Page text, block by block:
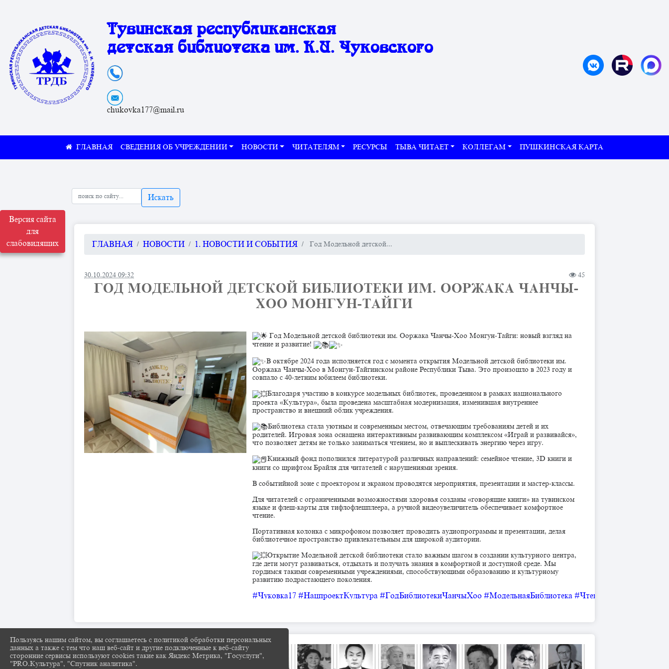
Версия сайта
для
слабовидящих
Тувинская республиканская
детская библиотека им. К.И. Чуковского
chukovka177@mail.ru
СВЕДЕНИЯ ОБ УЧРЕЖДЕНИИ НОВОСТИ ЧИТАТЕЛЯМ РЕСУРСЫ ТЫВА ЧИТАЕТ КОЛЛЕГАМ ПУШКИНСКАЯ КАРТА
Искать
ГЛАВНАЯ НОВОСТИ 1. НОВОСТИ И СОБЫТИЯ Год Модельной детской...
30.10.2024 09:32 45
ГОД МОДЕЛЬНОЙ ДЕТСКОЙ БИБЛИОТЕКИ ИМ. ООРЖАКА ЧАНЧЫ-
ХОО МОНГУН-ТАЙГИ
Год Модельной детской библиотеки им. Ооржака Чанчы-Хоо Монгун-Тайги: новый взгляд на
чтение и развитие!
В октябре 2024 года исполняется год с момента открытия Модельной детской библиотеки им.
Ооржака Чанчы-Хоо в Монгун-Тайгинском районе Республики Тыва. Это произошло в 2023 году и
совпало с 40-летним юбилеем библиотеки.
Благодаря участию в конкурсе модельных библиотек, проведенном в рамках национального
проекта «Культура», была проведена масштабная модернизация, изменившая внутреннее
пространство и внешний облик учреждения.
Библиотека стала уютным и современным местом, отвечающим требованиям детей и их
родителей. Игровая зона оснащена интерактивным развивающим комплексом «Играй и развивайся»,
что позволяет детям не только заниматься чтением, но и выплескивать энергию через игру.
Книжный фонд пополнился литературой различных направлений: семейное чтение, 3D книги и
книги со шрифтом Брайля для читателей с нарушениями зрения.
В событийной зоне с проектором и экраном проводятся мероприятия, презентации и мастер-классы.
Для читателей с ограниченными возможностями здоровья созданы «говорящие книги» на тувинском
языке и флеш-карты для тифлофлешплеера, а ручной видеоувеличитель обеспечивает комфортное
чтение.
Портативная колонка с микрофоном позволяет проводить аудиопрограммы и презентации, делая
библиотечное пространство привлекательным для широкой аудитории.
Открытие Модельной детской библиотеки стало важным шагом в создании культурного центра,
где дети могут развиваться, отдыхать и получать знания в комфортной и доступной среде. Мы
гордимся такими современными учреждениями, способствующими образованию и культурному
развитию подрастающего поколения.
#Чуковка17 #НацпроектКультура #ГодБиблиотекиЧанчыХоо #МодельнаяБиблиотека #ЧтениеДляДетей
Пользуясь нашим сайтом, вы соглашаетесь с политикой обработки персональных
данных а также с тем что наш веб-сайт и другие подключенные к веб-сайту
сторонние сервисы используют cookies такие как Яндекс Метрика, "Госуслуги",
"PRO.Культура", "Спутник аналитика".